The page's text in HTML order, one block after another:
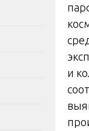
и